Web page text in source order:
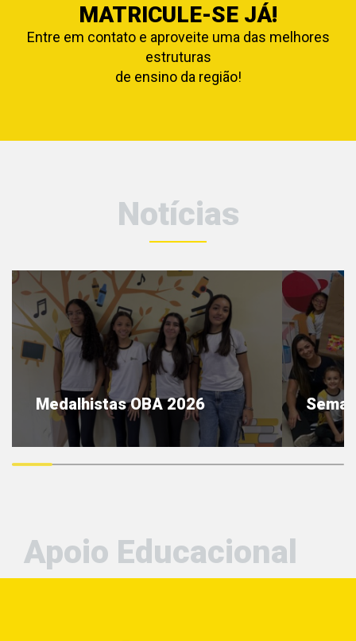
MATRICULE-SE JÁ!
Entre em contato e aproveite uma das melhores
estruturas
de ensino da região!
Notícias
Medalhistas OBA 2026
saiba mais
Apoio Educacional